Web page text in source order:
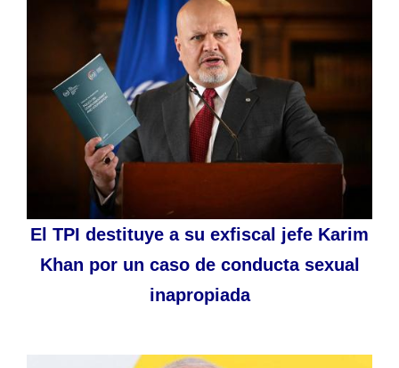
El TPI destituye a su exfiscal jefe Karim
Khan por un caso de conducta sexual
inapropiada